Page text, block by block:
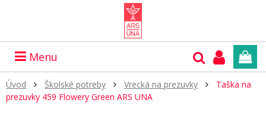
Menu
Úvod Školské potreby Vrecká na prezuvky
Taška na
prezuvky 459 Flowery Green ARS UNA